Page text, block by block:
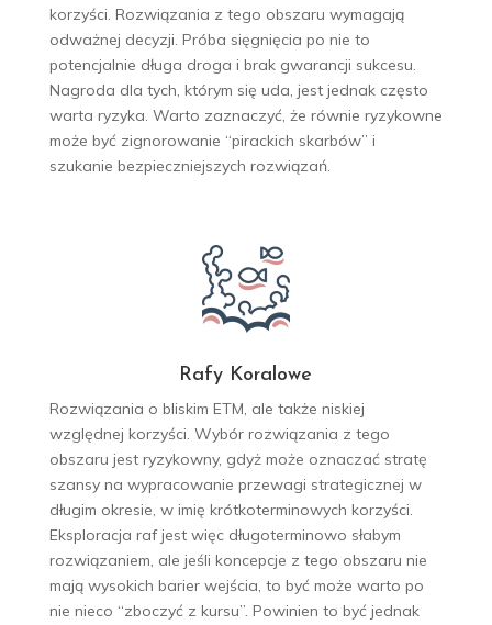
korzyści. Rozwiązania z tego obszaru wymagają
odważnej decyzji. Próba sięgnięcia po nie to
potencjalnie długa droga i brak gwarancji sukcesu.
Nagroda dla tych, którym się uda, jest jednak często
warta ryzyka. Warto zaznaczyć, że równie ryzykowne
może być zignorowanie “pirackich skarbów” i
szukanie bezpieczniejszych rozwiązań.
Rafy Koralowe
Rozwiązania o bliskim ETM, ale także niskiej
względnej korzyści. Wybór rozwiązania z tego
obszaru jest ryzykowny, gdyż może oznaczać stratę
szansy na wypracowanie przewagi strategicznej w
długim okresie, w imię krótkoterminowych korzyści.
Eksploracja raf jest więc długoterminowo słabym
rozwiązaniem, ale jeśli koncepcje z tego obszaru nie
mają wysokich barier wejścia, to być może warto po
nie nieco “zboczyć z kursu”. Powinien to być jednak